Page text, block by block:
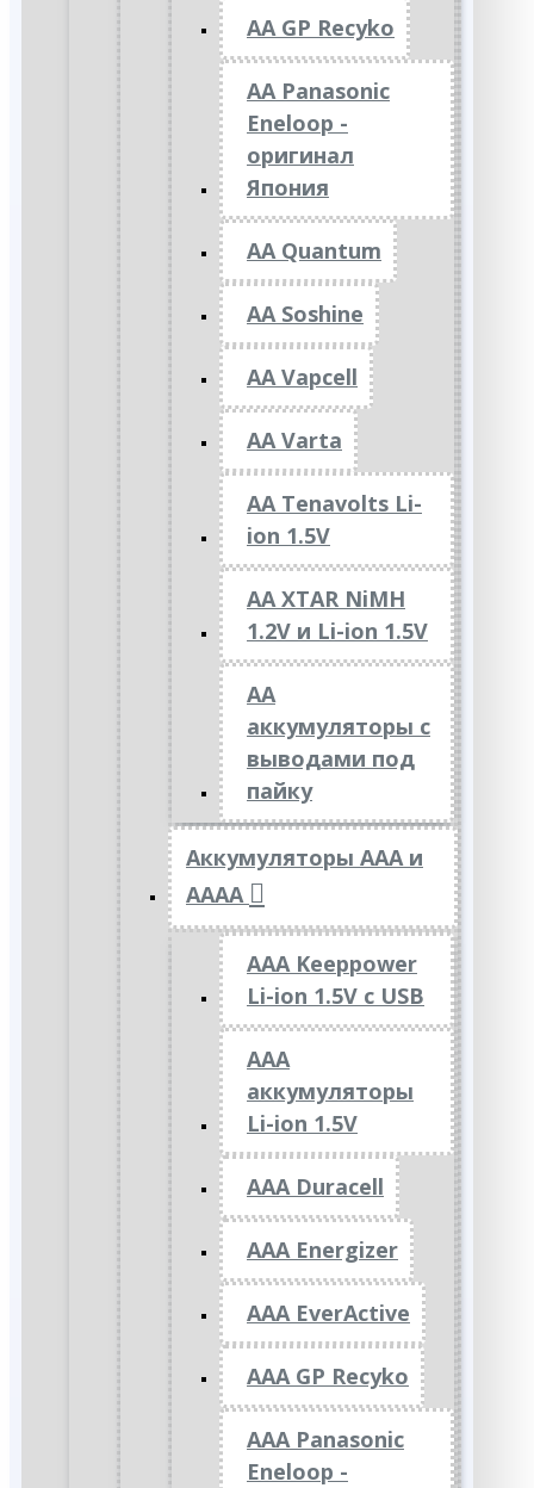
AA GP Recyko
AA Panasonic
Eneloop -
оригинал
Япония
AA Quantum
AA Soshine
AA Vapcell
AA Varta
AA Tenavolts Li-
ion 1.5V
AA XTAR NiMH
1.2V и Li-ion 1.5V
АА
аккумуляторы с
выводами под
пайку
Аккумуляторы ААА и
АААА
AAA Keeppower
Li-ion 1.5V с USB
ААА
аккумуляторы
Li-ion 1.5V
AAA Duracell
AAA Energizer
AAA EverActive
AAA GP Recyko
AAA Panasonic
Eneloop -